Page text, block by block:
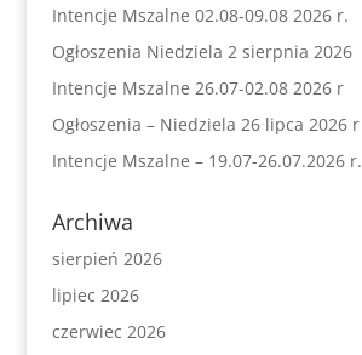
Intencje Mszalne 02.08-09.08 2026 r.
Ogłoszenia Niedziela 2 sierpnia 2026
Intencje Mszalne 26.07-02.08 2026 r
Ogłoszenia – Niedziela 26 lipca 2026 r
Intencje Mszalne – 19.07-26.07.2026 r.
Archiwa
sierpień 2026
lipiec 2026
czerwiec 2026